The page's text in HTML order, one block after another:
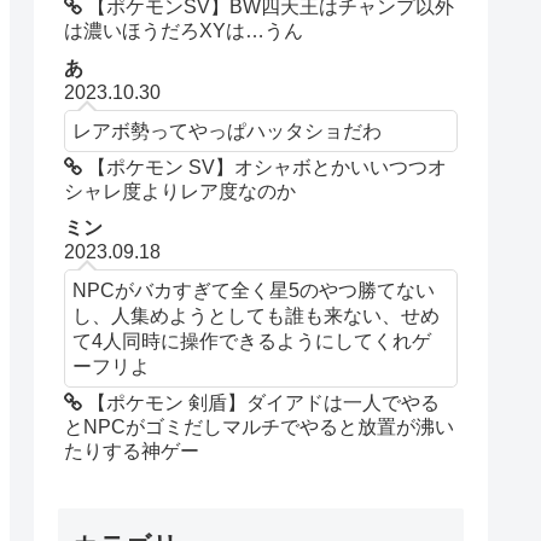
【ポケモンSV】BW四天王はチャンプ以外
は濃いほうだろXYは…うん
あ
2023.10.30
レアボ勢ってやっぱハッタショだわ
【ポケモン SV】オシャボとかいいつつオ
シャレ度よりレア度なのか
ミン
2023.09.18
NPCがバカすぎて全く星5のやつ勝てない
し、人集めようとしても誰も来ない、せめ
て4人同時に操作できるようにしてくれゲ
ーフリよ
【ポケモン 剣盾】ダイアドは一人でやる
とNPCがゴミだしマルチでやると放置が沸い
たりする神ゲー